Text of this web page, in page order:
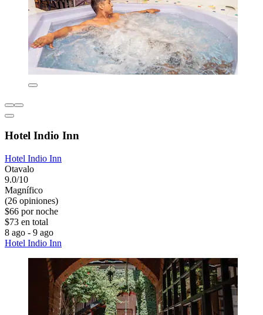
Hotel Indio Inn
Hotel Indio Inn
Otavalo
9.0/10
Magnífico
(26 opiniones)
$66 por noche
$73 en total
8 ago - 9 ago
Hotel Indio Inn